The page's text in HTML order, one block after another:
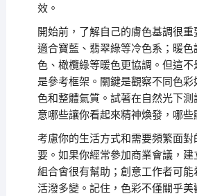
效。
開始前，了解自己的膚色基調很
適合寶藍、翡翠綠等冷色系；暖色
色、橄欖綠等暖色更協調。但這
是參考框架。關鍵是觀察不同色彩
色和整體氣質。試著在自然光下測
意哪些讓你看起來精神煥發，哪些
考慮你的生活方式和需要頻繁面對
要。如果你經常參加商業會議，
組合會很有幫助；創意工作者可能
活潑多變。記住，色彩不僅關乎